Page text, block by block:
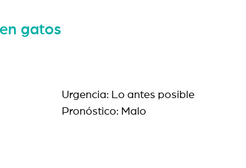
gatos
Urgencia: Lo antes posible
Pronóstico: Malo